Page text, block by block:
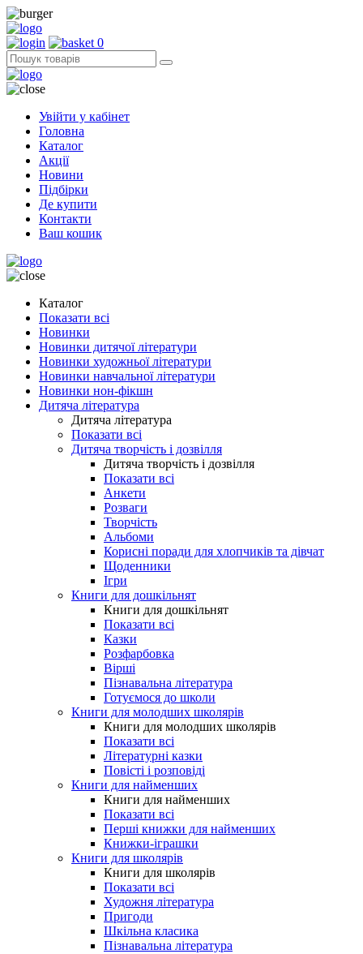
0
Увійти у кабінет
Головна
Каталог
Акції
Новини
Підбірки
Де купити
Контакти
Ваш кошик
Каталог
Показати всі
Новинки
Новинки дитячої літератури
Новинки художньої літератури
Новинки навчальної літератури
Новинки нон-фікшн
Дитяча література
Дитяча література
Показати всі
Дитяча творчість і дозвілля
Дитяча творчість і дозвілля
Показати всі
Анкети
Розваги
Творчість
Альбоми
Корисні поради для хлопчиків та дівчат
Щоденники
Ігри
Книги для дошкільнят
Книги для дошкільнят
Показати всі
Казки
Розфарбовка
Вірші
Пізнавальна література
Готуємося до школи
Книги для молодших школярів
Книги для молодших школярів
Показати всі
Літературні казки
Повісті і розповіді
Книги для найменших
Книги для найменших
Показати всі
Перші книжки для найменших
Книжки-іграшки
Книги для школярів
Книги для школярів
Показати всі
Художня література
Пригоди
Шкільна класика
Пізнавальна література